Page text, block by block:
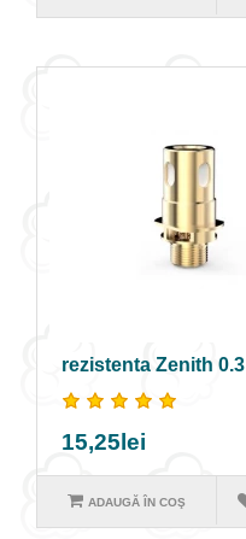
rezistenta Zenith 0.3
15,25lei
ADAUGĂ ÎN COŞ